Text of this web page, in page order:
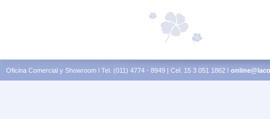
Oficina Comercial y Showroom l Tel. (011) 4774 - 8949 | Cel. 15 3 051 1862 l